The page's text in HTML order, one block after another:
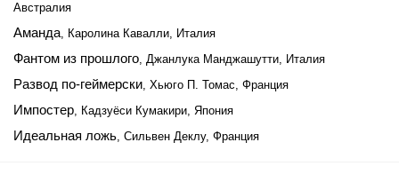
Австралия
Аманда, Каролина Кавалли, Италия
Фантом из прошлого, Джанлука Манджашутти, Италия
Развод по-геймерски, Хьюго П. Томас, Франция
Импостер, Кадзуёси Кумакири, Япония
Идеальная ложь, Сильвен Деклу, Франция